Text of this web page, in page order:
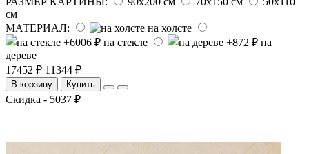
см
МАТЕРИАЛ:
на холсте
на стекле
на
дереве
17452 ₽ 11344 ₽
В корзину Купить
Скидка - 5037 ₽